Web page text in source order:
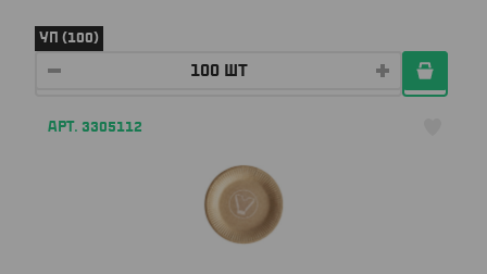
УП (100)
АРТ. 3305112